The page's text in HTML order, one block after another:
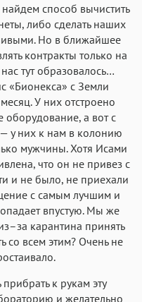
способ вычистить
либо сделать наших
Но в ближайшее
контракты только на
тут образовалось…
«Бионекса» с Земли
У них отстроено
оборудование, а вот с
у них к нам в колонию
мужчины. Хотя Исами
что он не привез с
и не было, не приехали
с самым лучшим и
впустую. Мы же
карантина принять
со всем этим? Очень не
к рукам эту
и желательно